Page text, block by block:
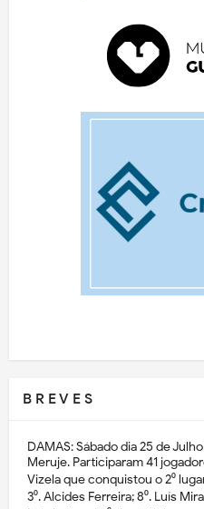
B R E V E S
DAMAS: Sábado dia 25 de
Meruje. Participaram 41
Vizela que conquistou o 2⁰
3⁰. Alcides Ferreira; 8⁰. Luís